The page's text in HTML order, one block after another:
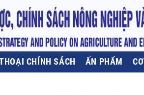
CHÍNH SÁCH ẤN PHẨM